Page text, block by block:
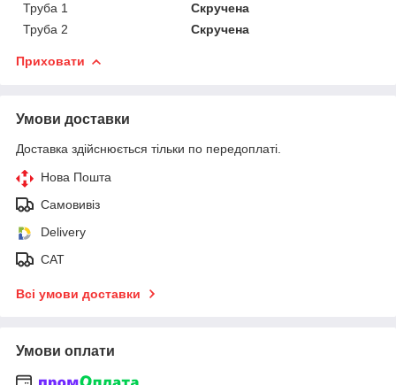
Труба 1
Скручена
Труба 2
Скручена
Приховати
Умови доставки
Доставка здійснюється тільки по передоплаті.
Нова Пошта
Самовивіз
Delivery
САТ
Всі умови доставки
Умови оплати